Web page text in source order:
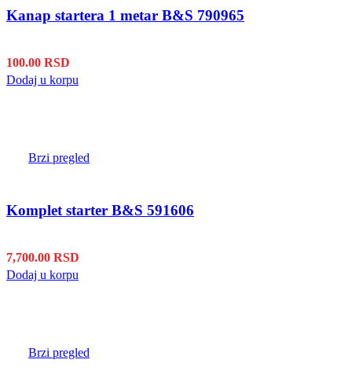
Kanap startera 1 metar B&S 790965
100.00 RSD
Dodaj u korpu
Brzi pregled
Komplet starter B&S 591606
7,700.00 RSD
Dodaj u korpu
Brzi pregled